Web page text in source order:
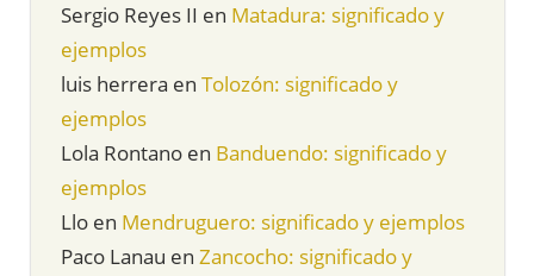
Sergio Reyes II en Matadura: significado y
ejemplos
luis herrera en Tolozón: significado y
ejemplos
Lola Rontano en Banduendo: significado y
ejemplos
Llo en Mendruguero: significado y ejemplos
Paco Lanau en Zancocho: significado y